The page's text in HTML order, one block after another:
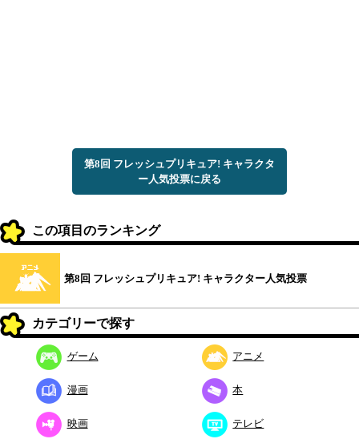
第8回 フレッシュプリキュア! キャラクタ
ー人気投票に戻る
この項目のランキング
第8回 フレッシュプリキュア! キャラクター人気投票
カテゴリーで探す
ゲーム アニメ
漫画 本
映画 テレビ